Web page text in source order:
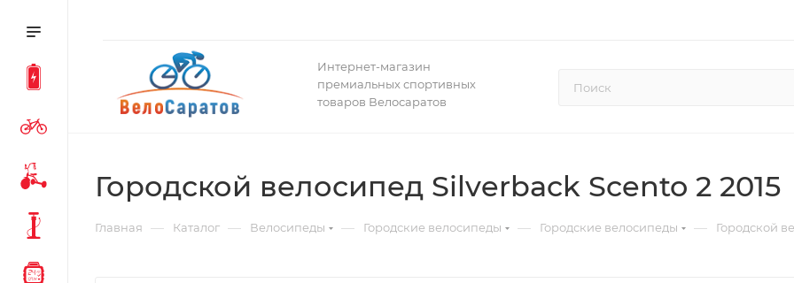
Интернет-магазин
премиальных спортивных
товаров Велосаратов
Городской велосипед Silverback Scento 2 2015
Главная — Каталог — Велосипеды — Городские велосипеды — Городские велосипеды — Городской